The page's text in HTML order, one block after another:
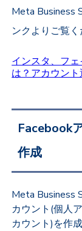
Meta Business
ンクよりご覧く
インスタ、フ
は？アカウン
Facebook
作成
Meta Business
カウント(個人
カウント)を作